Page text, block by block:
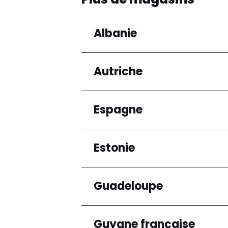
Albanie
Régions
Préfecture de Tirana
Autriche
Régions
Niederösterreich
Espagne
Régions
Andalucía
Estonie
Régions
Harju maakond
Guadeloupe
Régions
Guyane française